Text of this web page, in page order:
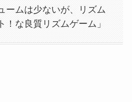
ームは少ないが、リズム
！な良質リズムゲーム」